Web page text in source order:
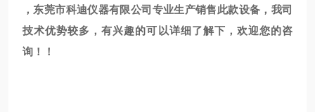
，东莞市科迪仪器有限公司专业生产销售此款设备，我司
技术优势较多，有兴趣的可以详细了解下，欢迎您的咨
询！！